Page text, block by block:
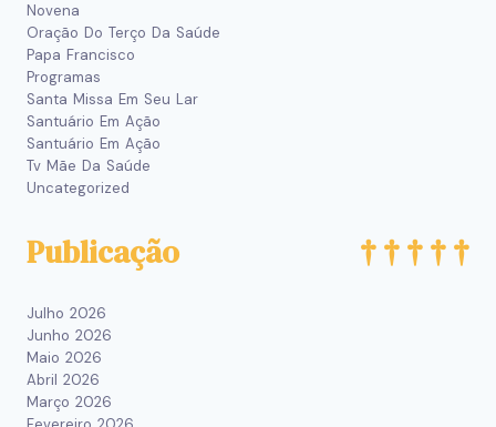
Novena
Oração Do Terço Da Saúde
Papa Francisco
Programas
Santa Missa Em Seu Lar
Santuário Em Ação
Santuário Em Ação
Tv Mãe Da Saúde
Uncategorized
Publicação
Julho 2026
Junho 2026
Maio 2026
Abril 2026
Março 2026